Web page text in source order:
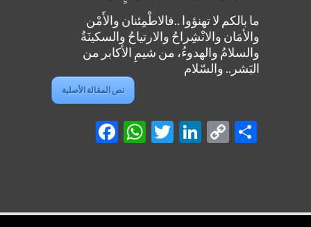
ما بالكم لا تهنؤوا ..فالاطْمِئنان والأَمْن
والأمَان والانْشِراحُ والارتياحُ والسكينَةُ
والسلامُ والهدوءُ، من شيمِ الأكابر من
البَشر.. والسّلام
نص المقالة الأصلية
Facebook
WhatsApp
Twitter
LinkedIn
Copy